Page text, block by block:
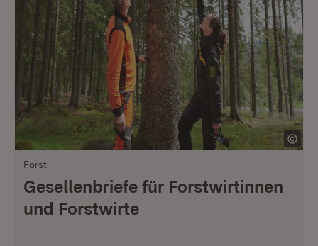
Forst
Gesellenbriefe für Forstwirtinnen
und Forstwirte